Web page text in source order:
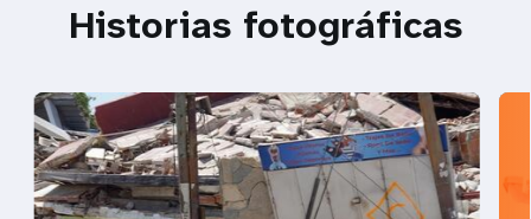
Historias fotográficas